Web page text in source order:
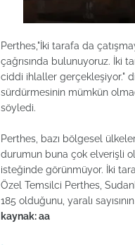
Perthes,"İki tarafa da
çağrısında bulunuyoruz. İki
ciddi ihlaller gerçekleşiyor."
sürdürmesinin mümkün
söyledi.
Perthes, bazı bölgesel
durumun buna çok elverişli
isteğinde görünmüyor. İki
Özel Temsilci Perthes,
185 olduğunu, yaralı
kaynak: aa